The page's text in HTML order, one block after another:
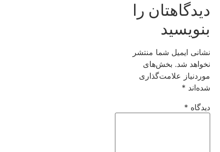
دیدگاهتان را
بنویسید
نشانی ایمیل شما منتشر
نخواهد شد. بخش‌های
موردنیاز علامت‌گذاری
شده‌اند *
دیدگاه *